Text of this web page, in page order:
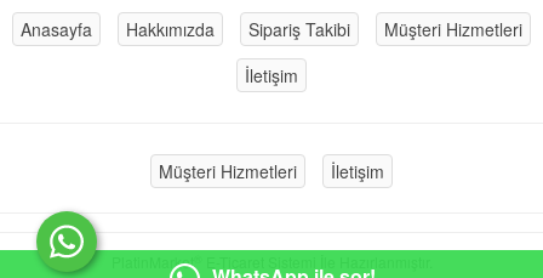
Anasayfa Hakkımızda Sipariş Takibi
Müşteri Hizmetleri
İletişim
Müşteri Hizmetleri İletişim
PlatinMarket